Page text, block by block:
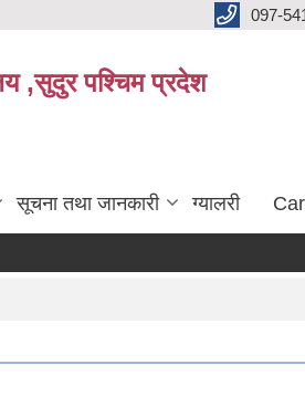
097-
,सुदुर पश्चिम प्रदेश
सूचना तथा जानकारी ग्यालरी